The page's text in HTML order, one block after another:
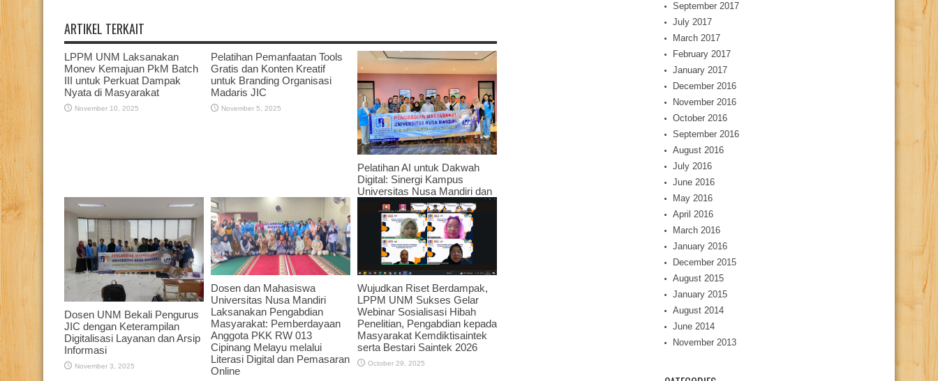
ARTIKEL TERKAIT
LPPM UNM Laksanakan
Monev Kemajuan PkM Batch
III untuk Perkuat Dampak
Nyata di Masyarakat
November 10, 2025
Pelatihan Pemanfaatan Tools
Gratis dan Konten Kreatif
untuk Branding Organisasi
Madaris JIC
November 5, 2025
Pelatihan AI untuk Dakwah
Digital: Sinergi Kampus
Universitas Nusa Mandiri dan
JPRMI di Era Teknologi
November 3, 2025
Dosen UNM Bekali Pengurus
JIC dengan Keterampilan
Digitalisasi Layanan dan Arsip
Informasi
November 3, 2025
Dosen dan Mahasiswa
Universitas Nusa Mandiri
Laksanakan Pengabdian
Masyarakat: Pemberdayaan
Anggota PKK RW 013
Cipinang Melayu melalui
Literasi Digital dan Pemasaran
Online
Wujudkan Riset Berdampak,
LPPM UNM Sukses Gelar
Webinar Sosialisasi Hibah
Penelitian, Pengabdian kepada
Masyarakat Kemdiktisaintek
serta Bestari Saintek 2026
October 29, 2025
September 2017
July 2017
March 2017
February 2017
January 2017
December 2016
November 2016
October 2016
September 2016
August 2016
July 2016
June 2016
May 2016
April 2016
March 2016
January 2016
December 2015
August 2015
January 2015
August 2014
June 2014
November 2013